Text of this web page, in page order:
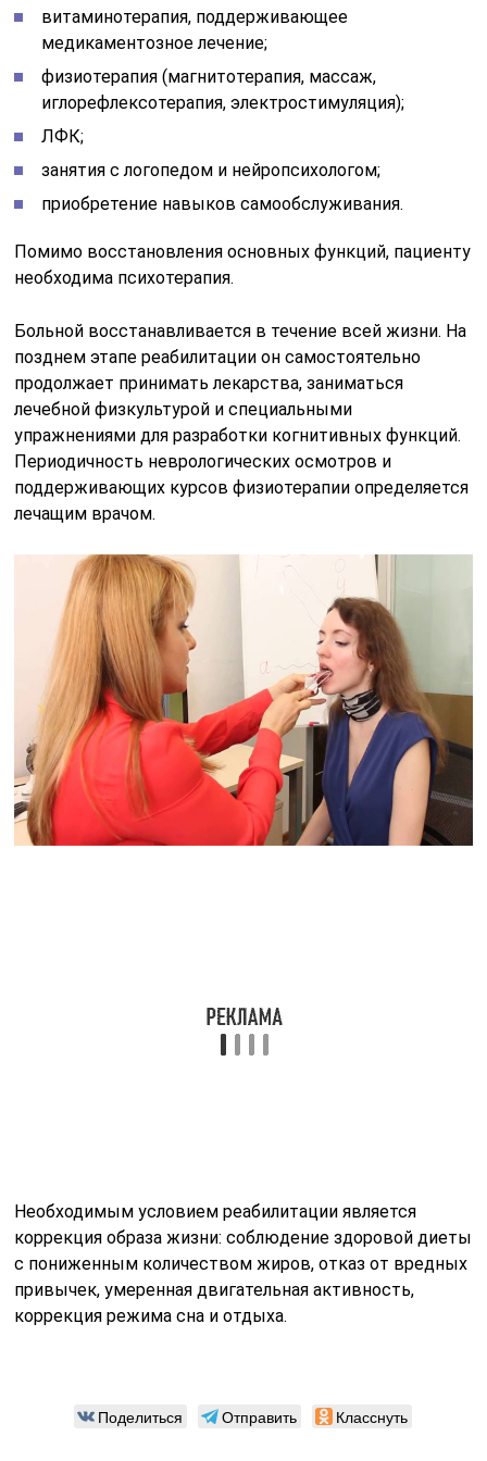
витаминотерапия, поддерживающее
медикаментозное лечение;
физиотерапия (магнитотерапия, массаж,
иглорефлексотерапия, электростимуляция);
ЛФК;
занятия с логопедом и нейропсихологом;
приобретение навыков самообслуживания.
Помимо восстановления основных функций, пациенту
необходима психотерапия.
Больной восстанавливается в течение всей жизни. На
позднем этапе реабилитации он самостоятельно
продолжает принимать лекарства, заниматься
лечебной физкультурой и специальными
упражнениями для разработки когнитивных функций.
Периодичность неврологических осмотров и
поддерживающих курсов физиотерапии определяется
лечащим врачом.
Необходимым условием реабилитации является
коррекция образа жизни: соблюдение здоровой диеты
с пониженным количеством жиров, отказ от вредных
привычек, умеренная двигательная активность,
коррекция режима сна и отдыха.
Поделиться Отправить Класснуть